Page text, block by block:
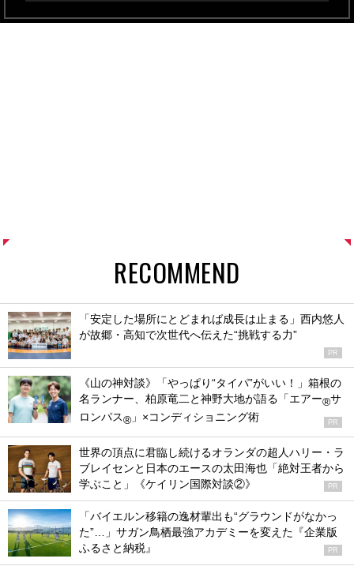
RECOMMEND
「安定した場所にとどまれば成長は止まる」西内悠人
が故郷・高知で次世代へ伝えた“挑戦する力”
PR
《山の神対談》「やっぱり“タイパ”がいい！」箱根の
名ランナー、柏原竜二と神野大地が語る「エアー®サ
ロンパス® 」×コンディショニング術 PR
世界の頂点に君臨し続けるオランダの超人ハリー・ラ
ブレイセンと日本のエースの太田海也「絶対王者から
学ぶこと」《ケイリン国際対談②》
PR
「バイエルン移籍の逸材輩出も“グラウンドがなかっ
た”…」サガン鳥栖最強アカデミーを変えた『企業版
ふるさと納税』
PR